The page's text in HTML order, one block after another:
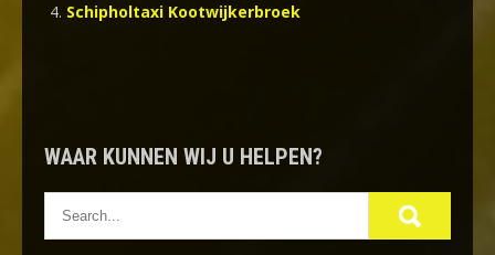
Schipholtaxi Kootwijkerbroek
WAAR KUNNEN WIJ U HELPEN?